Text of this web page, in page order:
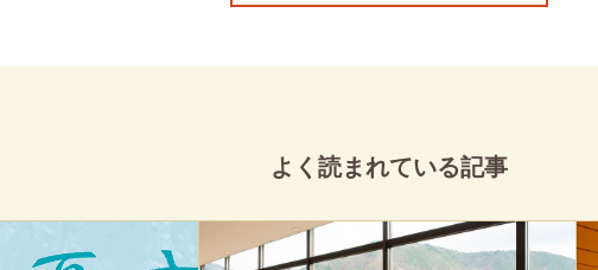
よく読まれている記事